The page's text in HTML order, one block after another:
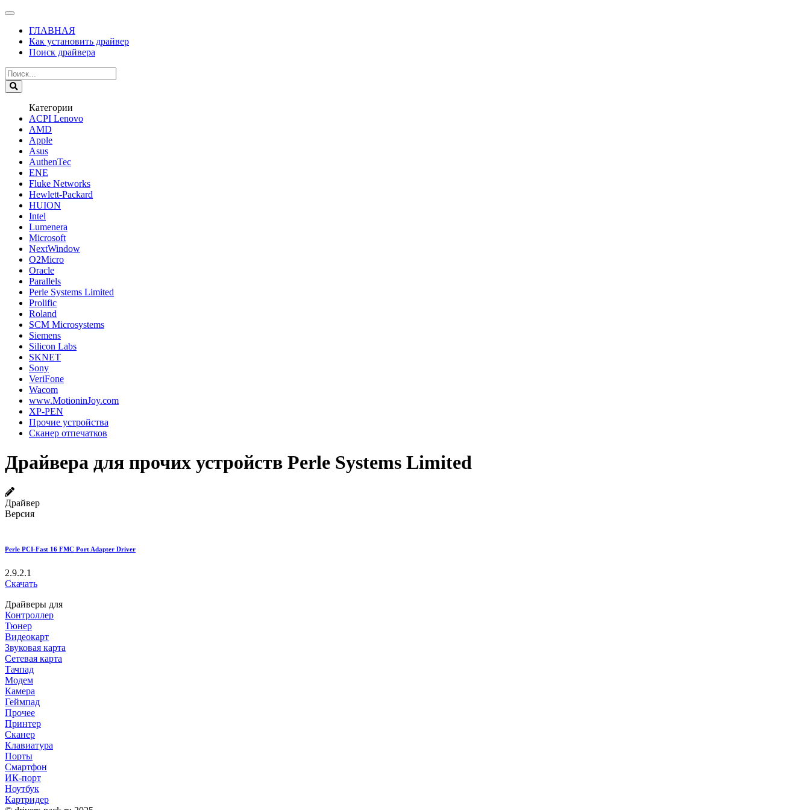
ГЛАВНАЯ
Как установить драйвер
Поиск драйвера
Категории
ACPI Lenovo
AMD
Apple
Asus
AuthenTec
ENE
Fluke Networks
Hewlett-Packard
HUION
Intel
Lumenera
Microsoft
NextWindow
O2Micro
Oracle
Parallels
Perle Systems Limited
Prolific
Roland
SCM Microsystems
Siemens
Silicon Labs
SKNET
Sony
VeriFone
Wacom
www.MotioninJoy.com
XP-PEN
Прочие устройства
Сканер отпечатков
Драйвера для прочих устройств Perle Systems Limited
Драйвер
Версия
Perle PCI-Fast 16 FMC Port Adapter Driver
2.9.2.1
Скачать
Драйверы для
Контроллер
Тюнер
Видеокарт
Звуковая карта
Сетевая карта
Тачпад
Модем
Камера
Геймпад
Прочее
Принтер
Сканер
Клавиатура
Порты
Смартфон
ИК-порт
Ноутбук
Картридер